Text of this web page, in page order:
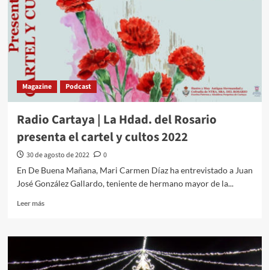
Magazine Podcast
Radio Cartaya | La Hdad. del Rosario
presenta el cartel y cultos 2022
30 de agosto de 2022
0
En De Buena Mañana, Mari Carmen Díaz ha entrevistado a Juan
José González Gallardo, teniente de hermano mayor de la...
Leer más